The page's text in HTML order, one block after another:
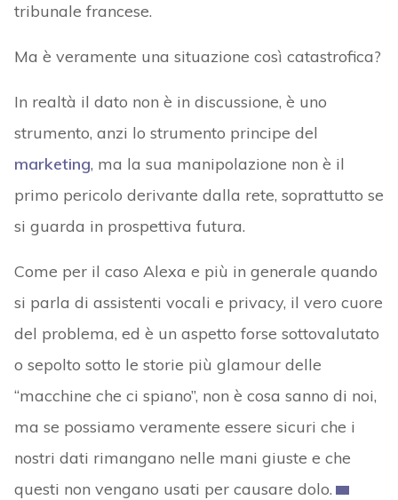
tribunale francese.
Ma è veramente una situazione così catastrofica?
In realtà il dato non è in discussione, è uno
strumento, anzi lo strumento principe del
marketing, ma la sua manipolazione non è il
primo pericolo derivante dalla rete, soprattutto se
si guarda in prospettiva futura.
Come per il caso Alexa e più in generale quando
si parla di assistenti vocali e privacy, il vero cuore
del problema, ed è un aspetto forse sottovalutato
o sepolto sotto le storie più glamour delle
“macchine che ci spiano”, non è cosa sanno di noi,
ma se possiamo veramente essere sicuri che i
nostri dati rimangano nelle mani giuste e che
questi non vengano usati per causare dolo.